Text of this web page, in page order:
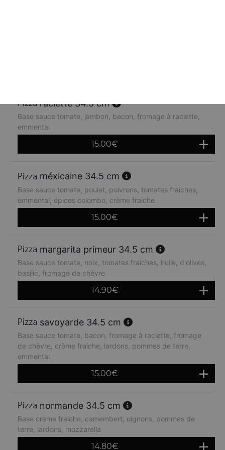
raclette 34.5 cm
Base sauce tomate, jambon, bacon, fromage à raclette,
emmental
15.00€
méxicaine 34.5 cm
Base sauce tomate, poulet, poivrons, tomates fraiches,
emmental, épices colombo, crème fraiche
15.00€
margarita primeur 34.5 cm
Base sauce tomate, noix, tomates fraiches, huile, d'olives,
basilic, fromage de chèvre
14.90€
savoyarde 34.5 cm
Base sauce tomate, bacon, fromage à raclette, fromage
de chèvre, crème fraiche, lardons, pommes de terre,
emmental
15.00€
normande 34.5 cm
Base crème fraiche, camembert, oignons, pommes de
terre, lardons, mozzarella
14.80€